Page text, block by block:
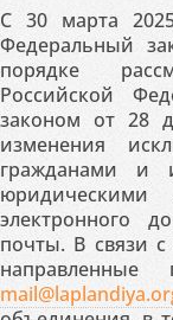
С 30 марта
Федеральный
порядке
Российской
законом от 28
изменения
гражданами и
электронного
почты. В связи